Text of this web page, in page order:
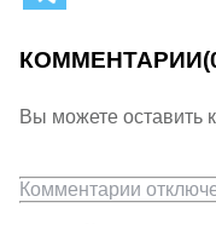
КОММЕНТАРИИ
Вы можете оставить
Комментарии